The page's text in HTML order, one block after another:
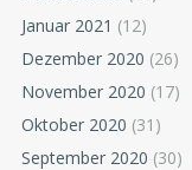
Januar 2021 (12)
Dezember 2020 (26)
November 2020 (17)
Oktober 2020 (31)
September 2020 (30)